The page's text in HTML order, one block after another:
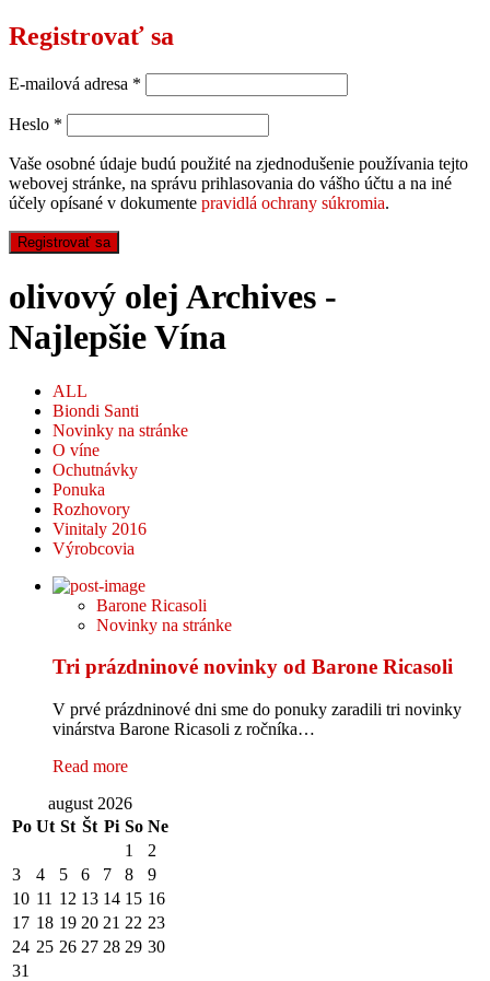
Registrovať sa
E-mailová adresa *
Heslo *
Vaše osobné údaje budú použité na zjednodušenie používania tejto
webovej stránke, na správu prihlasovania do vášho účtu a na iné
účely opísané v dokumente pravidlá ochrany súkromia.
Registrovať sa
olivový olej Archives -
Najlepšie Vína
ALL
Biondi Santi
Novinky na stránke
O víne
Ochutnávky
Ponuka
Rozhovory
Vinitaly 2016
Výrobcovia
Barone Ricasoli
Novinky na stránke
Tri prázdninové novinky od Barone Ricasoli
V prvé prázdninové dni sme do ponuky zaradili tri novinky
vinárstva Barone Ricasoli z ročníka…
Read more
august 2026
Po Ut St Št Pi So Ne
1
2
3
4 5 6 7 8
9
10 11 12 13 14 15 16
17 18 19 20 21 22 23
24 25 26 27 28 29 30
31